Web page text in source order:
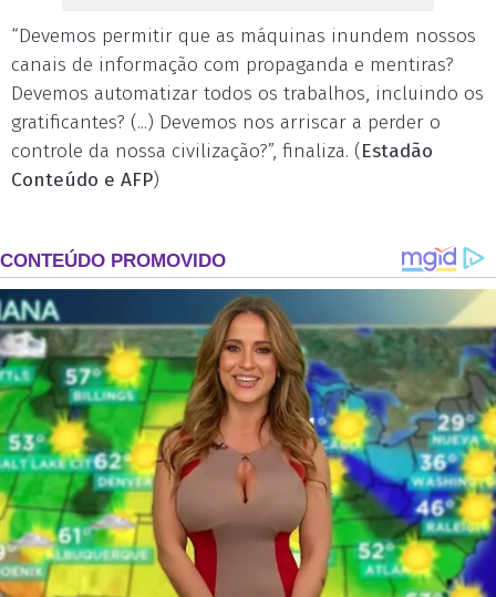
“Devemos permitir que as máquinas inundem nossos
canais de informação com propaganda e mentiras?
Devemos automatizar todos os trabalhos, incluindo os
gratificantes? (...) Devemos nos arriscar a perder o
controle da nossa civilização?”, finaliza. (Estadão
Conteúdo e AFP)